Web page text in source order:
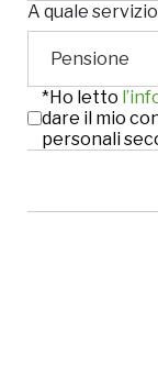
A quale
*Ho letto
dare il mio
personali